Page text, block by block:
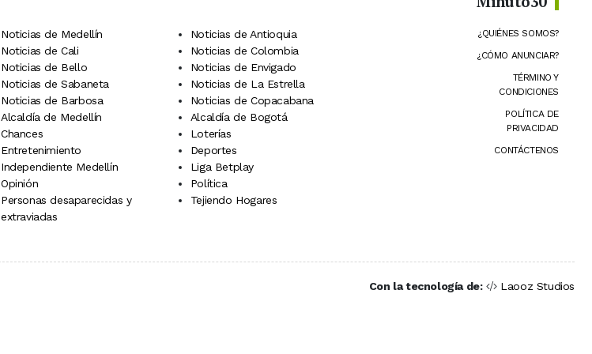
Noticias de Medellín
Noticias de Antioquia
Noticias de Cali
Noticias de Colombia
Noticias de Bello
Noticias de Envigado
Noticias de Sabaneta
Noticias de La Estrella
Noticias de Barbosa
Noticias de Copacabana
Alcaldía de Medellín
Alcaldía de Bogotá
Chances
Loterías
Entretenimiento
Deportes
Independiente Medellín
Liga Betplay
Opinión
Política
Personas desaparecidas y
extraviadas
Tejiendo Hogares
¿QUIÉNES SOMOS?
¿CÓMO ANUNCIAR?
TÉRMINO Y
CONDICIONES
POLÍTICA DE
PRIVACIDAD
CONTÁCTENOS
Con la tecnología de: Laooz Studios